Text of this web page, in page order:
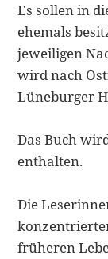
Es sollen in
ehemals
jeweiligen
wird nach
Lüneburger
Das Buch
enthalten.
Die
früheren